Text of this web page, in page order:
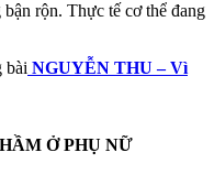
rộn. Thực tế cơ thể đang
bài NGUYỄN THU – Vì
Ở PHỤ NỮ